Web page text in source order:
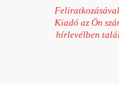
Kiadó az Ön
hírlevélben